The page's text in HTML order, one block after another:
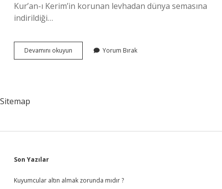
Kur’an-ı Kerim’in korunan levhadan dünya semasına
indirildiği…
Devamını okuyun
Gecesinde
Yorum Bırak
Sitemap
Sidebar
Son Yazılar
Kuyumcular altın almak zorunda mıdır ?